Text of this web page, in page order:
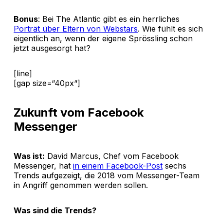
Bonus: Bei The Atlantic gibt es ein herrliches
Porträt über Eltern von Webstars. Wie fühlt es sich
eigentlich an, wenn der eigene Sprössling schon
jetzt ausgesorgt hat?
[line]
[gap size=“40px“]
Zukunft vom Facebook
Messenger
Was ist: David Marcus, Chef vom Facebook
Messenger, hat in einem Facebook-Post sechs
Trends aufgezeigt, die 2018 vom Messenger-Team
in Angriff genommen werden sollen.
Was sind die Trends?